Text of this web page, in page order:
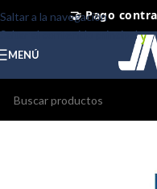
Saltar a la navegación
Saltar al contenido principal
🤝 Pago
⭐
MENÚ